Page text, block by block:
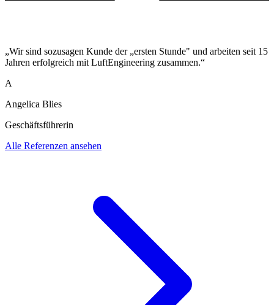
„Wir sind sozusagen Kunde der „ersten Stunde" und arbeiten seit 15
Jahren erfolgreich mit LuftEngineering zusammen.“
A
Angelica Blies
Geschäftsführerin
Alle Referenzen ansehen